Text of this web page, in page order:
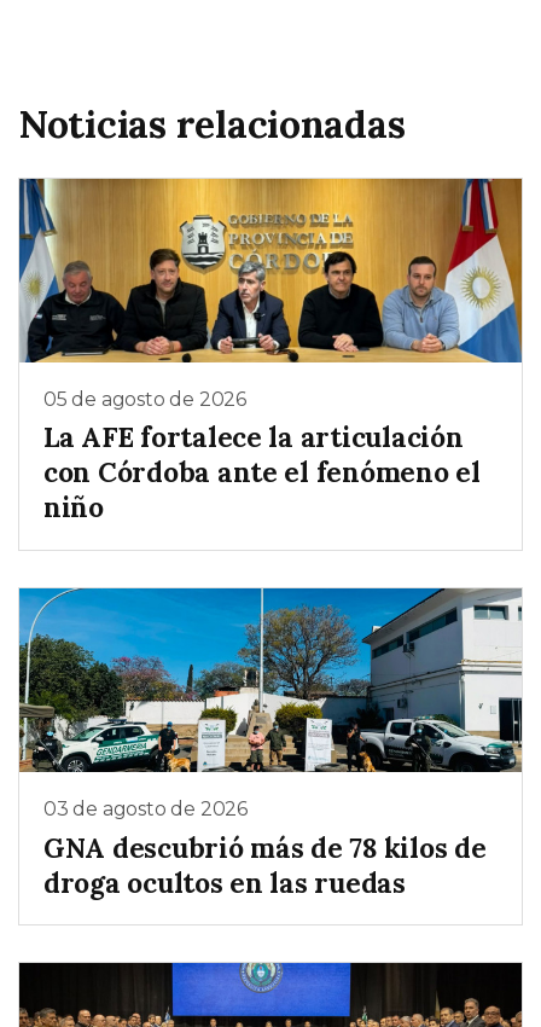
Noticias relacionadas
05 de agosto de 2026
La AFE fortalece la articulación
con Córdoba ante el fenómeno el
niño
03 de agosto de 2026
GNA descubrió más de 78 kilos de
droga ocultos en las ruedas